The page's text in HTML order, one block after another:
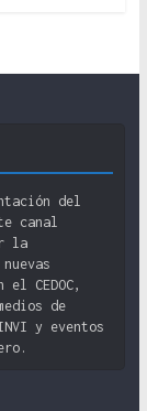
del
canal
la
CEDOC,
de
y eventos